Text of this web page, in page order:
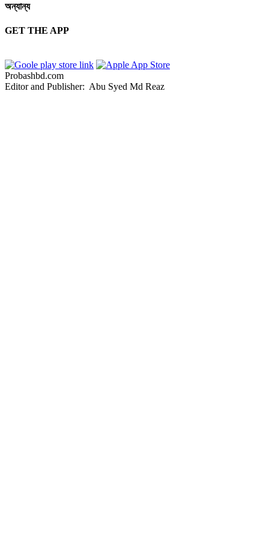
অন্যান্য
GET THE APP
Probashbd.com
Editor and Publisher: Abu Syed Md Reaz